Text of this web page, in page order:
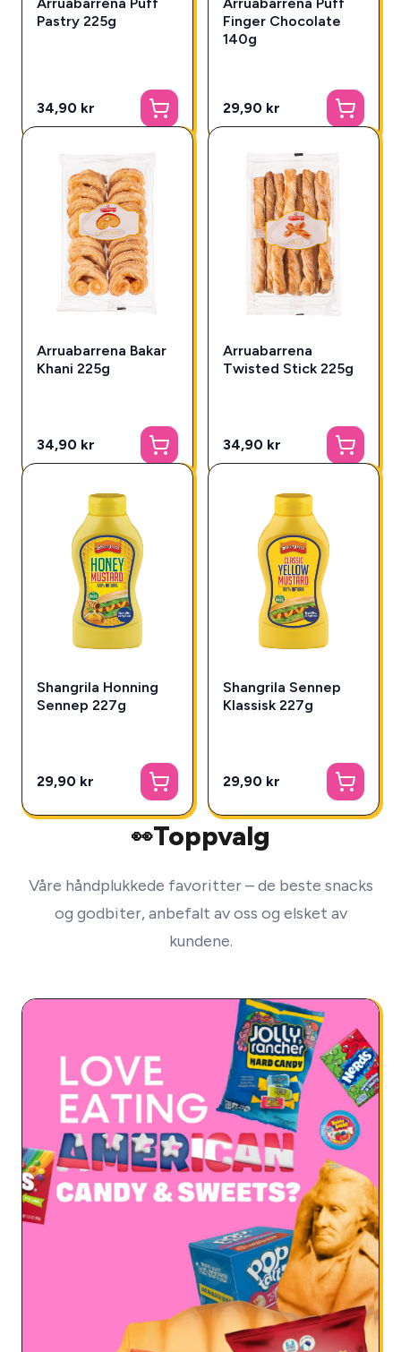
Pastry 225g
34,90 kr
Finger Chocolate
140g
29,90 kr
Arruabarrena Bakar
Khani 225g
34,90 kr
Arruabarrena
Twisted Stick 225g
34,90 kr
Shangrila Honning
Sennep 227g
29,90 kr
Shangrila Sennep
Klassisk 227g
29,90 kr
👀Toppvalg
Våre håndplukkede favoritter – de beste snacks
og godbiter, anbefalt av oss og elsket av
kundene.